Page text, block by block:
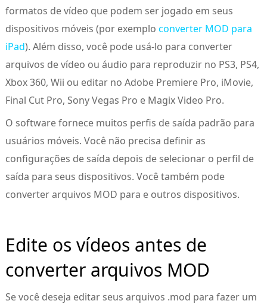
formatos de vídeo que podem ser jogado em seus
dispositivos móveis (por exemploconverter MOD para
iPad). Além disso, você pode usá-lo para converter
arquivos de vídeo ou áudio para reproduzir no PS3, PS4,
Xbox 360, Wii ou editar no Adobe Premiere Pro, iMovie,
Final Cut Pro, Sony Vegas Pro e Magix Video Pro.
O software fornece muitos perfis de saída padrão para
usuários móveis. Você não precisa definir as
configurações de saída depois de selecionar o perfil de
saída para seus dispositivos. Você também pode
converter arquivos MOD para e outros dispositivos.
Edite os vídeos antes de
converter arquivos MOD
Se você deseja editar seus arquivos .mod para fazer um